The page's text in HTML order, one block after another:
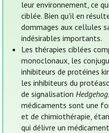
leur environnement, ce
ciblée. Bien qu'il en
dommages aux cellules
indésirables importants.
Les thérapies ciblées
monoclonaux, les
inhibiteurs de protéines
les inhibiteurs du
de signalisationHedgehog
médicaments sont une
et de chimiothérapie,
qui délivre un